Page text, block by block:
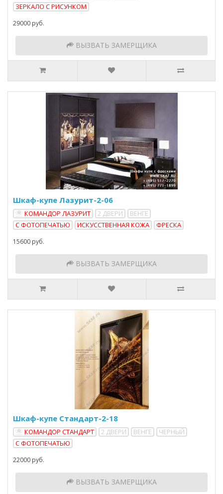
ЗЕРКАЛО С РИСУНКОМ
29000 руб.
ВЫЗВАТЬ ЗАМЕРЩИКА
Шкаф-купе Лазурит-2-06
КОМАНДОР ЛАЗУРИТ 2 ДВЕРИ
ВЕНГЕ
С ФОТОПЕЧАТЬЮ
ИСКУССТВЕННАЯ КОЖА ФРЕСКА
15600 руб.
ВЫЗВАТЬ ЗАМЕРЩИКА
Шкаф-купе Стандарт-2-18
КОМАНДОР СТАНДАРТ 2 ДВЕРИ ВЕНГЕ
ЧЕРНЫЙ
С ФОТОПЕЧАТЬЮ
22000 руб.
ВЫЗВАТЬ ЗАМЕРЩИКА